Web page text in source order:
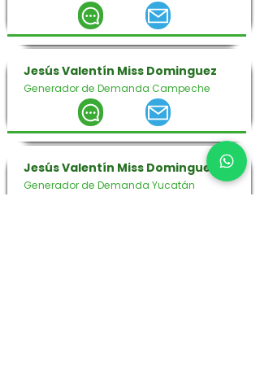
Jesús Valentín Miss Dominguez
Generador de Demanda Campeche
Jesús Valentín Miss Dominguez
Generador de Demanda Yucatán